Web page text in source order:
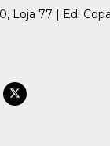
Loja 77 | Ed.